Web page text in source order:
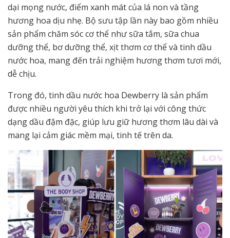
dại mọng nước, điểm xanh mát của lá non và tầng
hương hoa dịu nhẹ. Bộ sưu tập lần này bao gồm nhiều
sản phẩm chăm sóc cơ thể như sữa tắm, sữa chua
dưỡng thể, bơ dưỡng thể, xịt thơm cơ thể và tinh dầu
nước hoa, mang đến trải nghiệm hương thơm tươi mới,
dễ chịu.
Trong đó, tinh dầu nước hoa Dewberry là sản phẩm
được nhiều người yêu thích khi trở lại với công thức
dạng dầu đậm đặc, giúp lưu giữ hương thơm lâu dài và
mang lại cảm giác mềm mại, tinh tế trên da.